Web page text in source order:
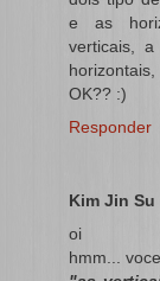
e as
verticais,
OK?? :)
Responder
Kim Jin Su
oi
hmm...